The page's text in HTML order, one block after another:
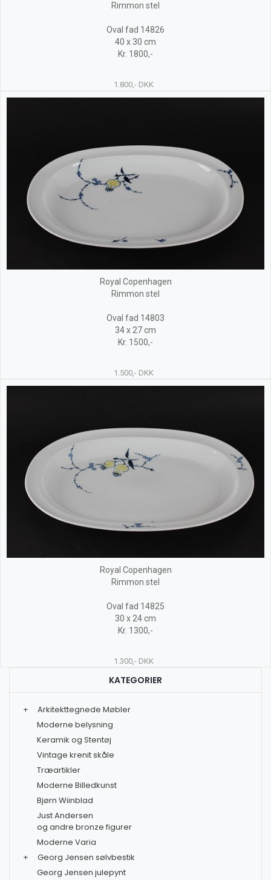
Rimmon stel
Oval fad 14826
40 x 30 cm
Kr. 1800,-
1.800,- DKK
Royal Copenhagen
Rimmon stel
Oval fad 14803
34 x 27 cm
Kr. 1500,-
1.500,- DKK
Royal Copenhagen
Rimmon stel
Oval fad 14825
30 x 24 cm
Kr. 1300,-
1.300,- DKK
KATEGORIER
+
Arkitekttegnede Møbler
Moderne belysning
Keramik og Stentøj
Vintage krenit skåle
Træartikler
Moderne Billedkunst
Bjørn Wiinblad
Just Andersen
og andre bronze figurer
Moderne Varia
+
Georg Jensen sølvbestik
Georg Jensen julepynt